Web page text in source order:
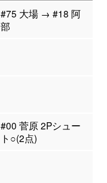
#75 大場 → #18 阿
部
#00 菅原 2Pシュー
ト○(2点)